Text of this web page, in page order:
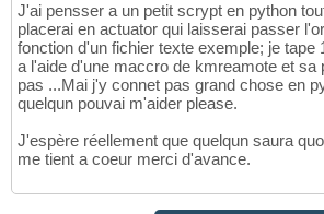
J'ai pensser a un petit scrypt en python
placerai en actuator qui laisserai passer
fonction d'un fichier texte exemple; je tape
a l'aide d'une maccro de kmreamote et sa
pas ...Mai j'y connet pas grand chose en
quelqun pouvai m'aider please.
J'espère réellement que quelqun saura
me tient a coeur merci d'avance.